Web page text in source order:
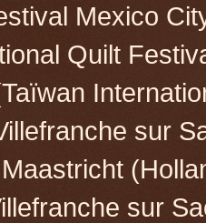
Mexico
Quilt
sur
sur